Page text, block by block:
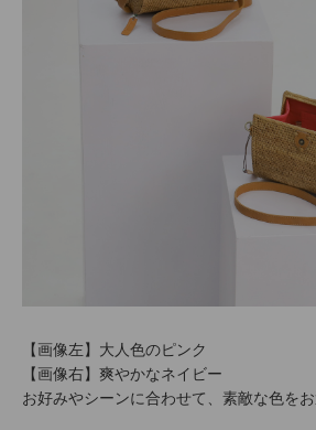
【画像左】大人色のピンク
【画像右】爽やかなネイビー
お好みやシーンに合わせて、素敵な色をお